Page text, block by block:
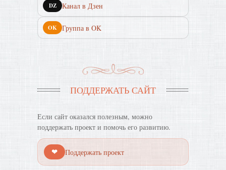
DZ Канал в Дзен
OK Группа в OK
ПОДДЕРЖАТЬ САЙТ
Если сайт оказался полезным, можно
поддержать проект и помочь его развитию.
❤ Поддержать проект